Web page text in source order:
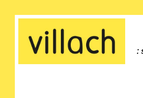
Gehe zur